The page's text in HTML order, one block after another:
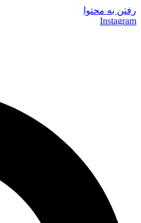
رفتن به محتوا
Instagram